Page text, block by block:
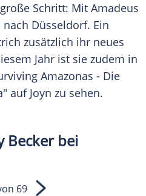
Schritt: Mit Amadeus
Düsseldorf. Ein
zusätzlich ihr neues
Jahr ist sie zudem in
Amazonas - Die
auf Joyn zu sehen.
Becker bei
69